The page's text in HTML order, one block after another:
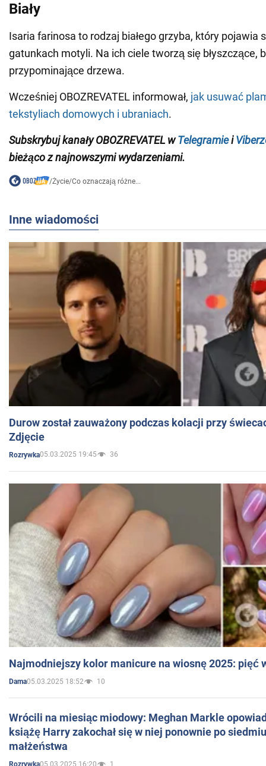
Biały
Isaria farinosa to rodzaj białego grzyba, który pojawia
gatunkach motyli. Na ich ciele tworzą się błyszczące,
przypominające drzewa.
Wcześniej OBOZREVATEL informował, jak usuwać
tekstyliach domowych i ubraniach.
Subskrybujkanały OBOZREVATEL w Telegramiei
bieżąco znajnowszymi wydarzeniami.
/Życie/Co oznaczają różne...
Inne wiadomości
Durow został zauważony podczas kolacji przy
Zdjęcie
Rozrywka05.03.2025 19:45 36
Najmodniejszy kolor manicure na wiosnę 2025: pięć
Dama05.03.2025 18:52 10
Wrócili na miesiąc miodowy: Meghan Markle
książę Harry zakochał się w niej ponownie po
małżeństwa
05.03.2025 16:20 1